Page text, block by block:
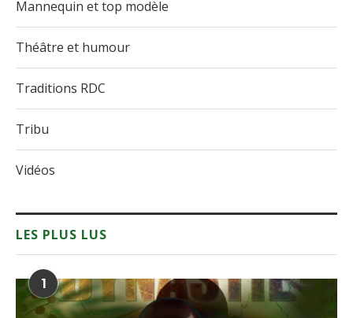
Mannequin et top modèle
Théâtre et humour
Traditions RDC
Tribu
Vidéos
LES PLUS LUS
1